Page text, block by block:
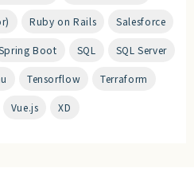
Ruby on Rails Salesforce
Boot SQL SQL Server
Tensorflow Terraform
Vue.js XD